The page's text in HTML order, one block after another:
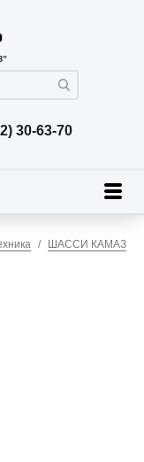
30-63-70
ШАССИ КАМАЗ